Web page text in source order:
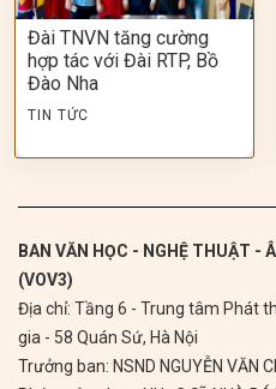
Đài TNVN tăng cường
hợp tác với Đài RTP, Bồ
Đào Nha
TIN TỨC
BAN VĂN HỌC - NGHỆ THUẬT -
(VOV3)
Địa chỉ: Tầng 6 - Trung tâm Phát
gia - 58 Quán Sứ, Hà Nội
Trưởng ban: NSND NGUYỄN VĂN